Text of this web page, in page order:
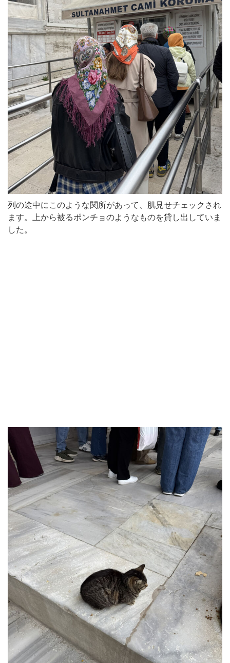
列の途中にこのような関所があって、肌見せチェックされ
ます。上から被るポンチョのようなものを貸し出していま
した。